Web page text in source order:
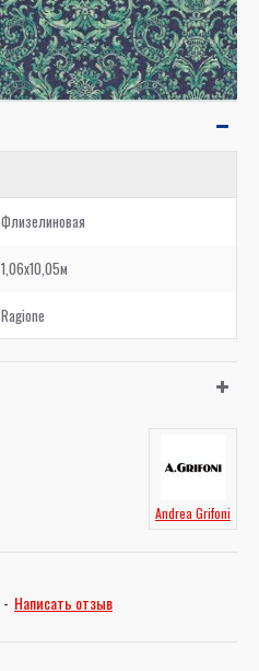
Флизелиновая
1,06x10,05м
Ragione
Andrea Grifoni
- Написать отзыв